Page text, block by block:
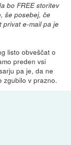
bo FREE storitev
še posebej, če
privat e-mail pa je
listo obveščat o
preden vsi
pa je, da ne
zgubilo v prazno.